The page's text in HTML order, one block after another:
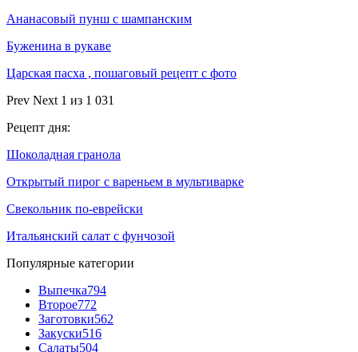
Ананасовый пунш с шампанским
Буженина в рукаве
Царская пасха , пошаговый рецепт с фото
Prev Next 1 из 1 031
Рецепт дня:
Шоколадная гранола
Открытый пирог с вареньем в мультиварке
Свекольник по-еврейски
Итальянский салат с фунчозой
Популярные категории
Выпечка794
Второе772
Заготовки562
Закуски516
Салаты504